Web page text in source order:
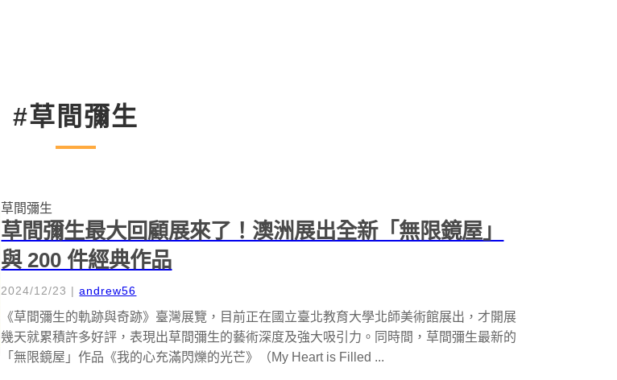
#草間彌生
草間彌生
草間彌生最大回顧展來了！澳洲展出全新「無限鏡屋」
與 200 件經典作品
2024/12/23 |andrew56
《草間彌生的軌跡與奇跡》臺灣展覽，目前正在國立臺北教育大學北師美術館展出，才開展
幾天就累積許多好評，表現出草間彌生的藝術深度及強大吸引力。同時間，草間彌生最新的
「無限鏡屋」作品《我的心充滿閃爍的光芒》（My Heart is Filled ...